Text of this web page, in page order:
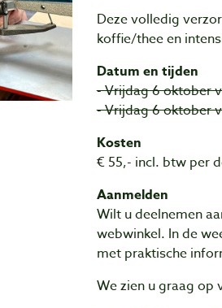
Deze volledig
koffie/thee en
Datum en tijden
- Vrijdag 6 oktober
- Vrijdag 6 oktober
Kosten
€ 55,- incl. btw per
Aanmelden
Wilt u deelnemen
webwinkel. In de
met praktische
We zien u graag op